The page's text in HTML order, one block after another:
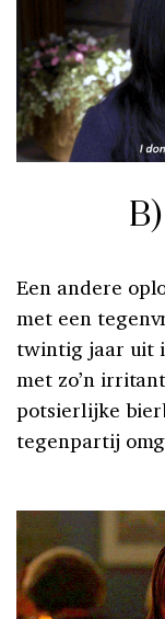
Een andere
met een
twintig jaar uit
met zo’n
potsierlijke
tegenpartij